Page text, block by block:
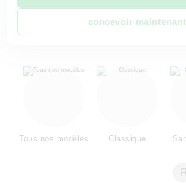
concevoir maintenant
Tous nos modèles Classique